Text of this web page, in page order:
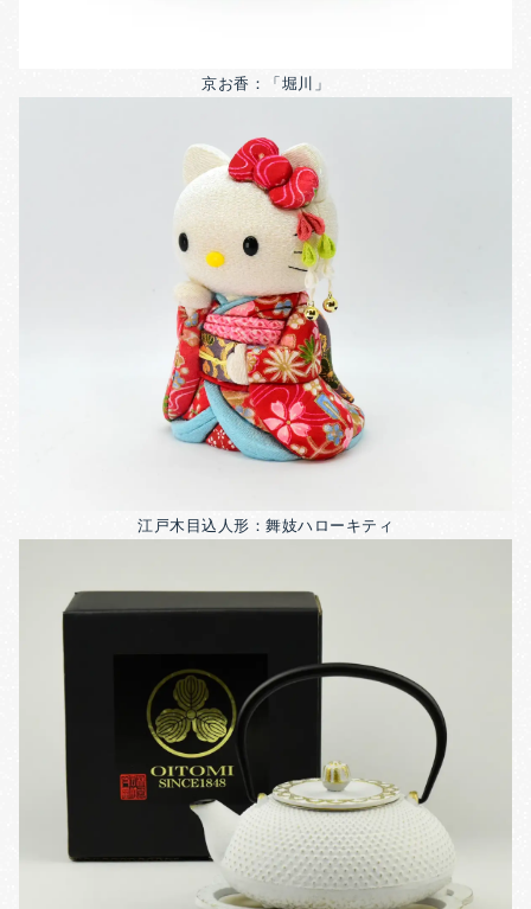
京お香：「堀川」
江戸木目込人形：舞妓ハローキティ